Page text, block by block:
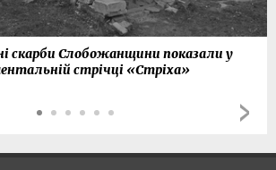
скарби Слобожанщини показали у
стрічці «Стріха»